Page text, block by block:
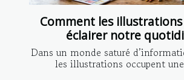
Comment les
éclairer notre
Dans un monde saturé
les illustrations occupent